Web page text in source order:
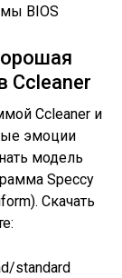
BIOS
Ccleaner
Ccleaner и
эмоции
модель
Speccy
Скачать
standard